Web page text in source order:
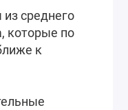
среднего
которые по
к